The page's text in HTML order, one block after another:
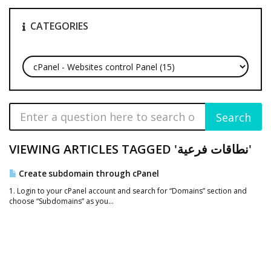
CATEGORIES
VIEWING ARTICLES TAGGED 'نطاقات فرعية'
Create subdomain through cPanel
1. Login to your cPanel account and search for “Domains” section and
choose “Subdomains” as you...